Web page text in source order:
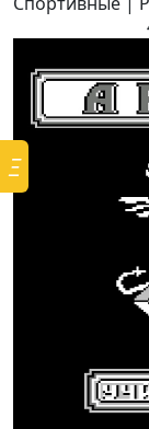
Ξ